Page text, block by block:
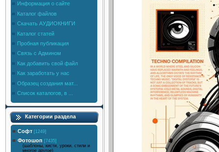
Информация о сайте
Каталог файлов
Скачать АУДИОКНИГИ
Каталог статей
Пробная публикация
Связь с Админом
Как добавить свой файл
Как заработать у нас
Образец создания мат...
Список каталогов, в ...
Категории раздела
Софт [1249]
Фотошоп [7435]
(шаблоны, кисти, уроки, стили и
многое другое)